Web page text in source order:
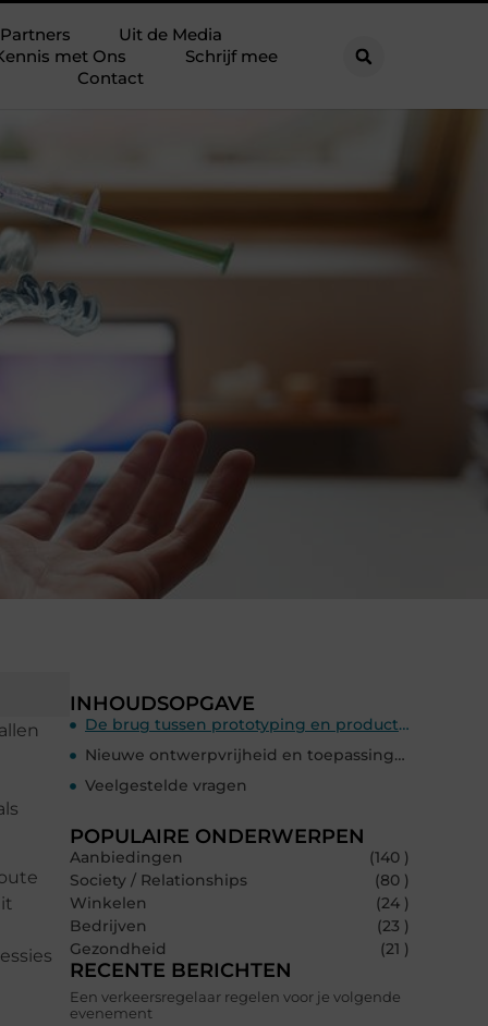
Partners
Uit de Media
met Ons
Schrijf mee
Contact
INHOUDSOPGAVE
De brug tussen prototyping en productie
Nieuwe ontwerpvrijheid en toepassingen
Veelgestelde vragen
POPULAIRE ONDERWERPEN
Aanbiedingen
(140 )
Society / Relationships
(80 )
Winkelen
(24 )
Bedrijven
(23 )
Gezondheid
(21 )
RECENTE BERICHTEN
Een verkeersregelaar regelen voor je volgende
evenement